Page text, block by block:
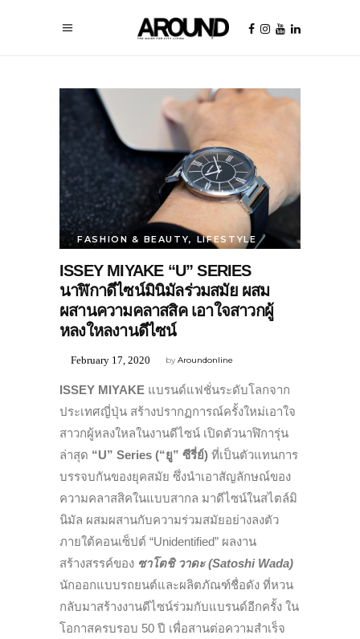
FASHION & BEAUTY, LIFESTYLE
ISSEY MIYAKE “U” SERIES
นาฬิกาดีไซน์มินิมัลร่วมสมัย ผสม
ผสานความคลาสสิค เอาใจสาวกผู้
หลงใหลงานดีไซน์
byAroundonline
February 17, 2020
ISSEY MIYAKE แบรนด์แฟชั่นระดับโลกจาก
ประเทศญี่ปุ่น สร้างปรากฏการณ์ครั้งใหม่เอาใจ
สาวกผู้หลงใหลในงานดีไซน์ เปิดตัวนาฬิการุ่น
ล่าสุด “U” Series (“ยู” ซีรี่ย์) ที่เป็นตัวแทนการ
บรรจบกันของยุคสมัย ซึ่งนำเอาสัญลักษณ์ของ
ความคลาสสิคในแบบสากล มาดีไซน์ในสไตล์มิ
นิมัล ผสมผสานกับความร่วมสมัยอย่างลงตัว
ภายใต้คอนเซ็ปต์ “Unidentified” ผลงาน
สร้างสรรค์ของ ซาโตชิ วาดะ (Satoshi Wada)
นักออกแบบรถยนต์และผลิตภัณฑ์ชื่อดัง ที่หวน
กลับมาสร้างงานดีไซน์ร่วมกับแบรนด์อีกครั้ง ใน
โอกาสครบรอบ 50 ปี เพื่อสานต่อความสำเร็จ